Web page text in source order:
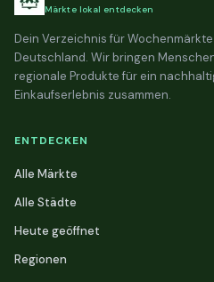
Märkte lokal entdecken
Dein Verzeichnis für
Deutschland. Wir bringen
regionale Produkte für ein
Einkaufserlebnis zusammen.
ENTDECKEN
Alle Märkte
Alle Städte
Heute geöffnet
Regionen